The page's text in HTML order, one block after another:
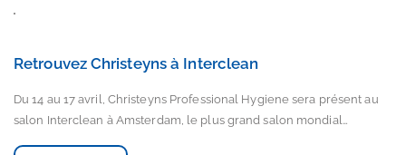
Retrouvez Christeyns à Interclean
Du 14 au 17 avril, Christeyns Professional Hygiene sera présent au
salon Interclean à Amsterdam, le plus grand salon mondial…